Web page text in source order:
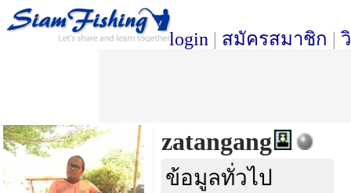
login | สมัครสมาชิก |
zatangang
ข้อมูลทั่วไป